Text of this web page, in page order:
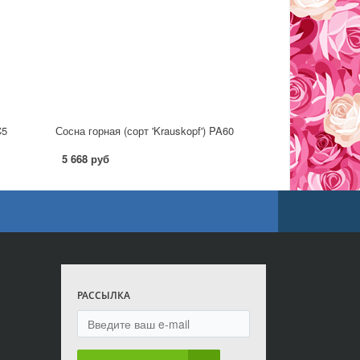
Сосна горная (сорт 'Krauskopf') PA60
5 668 руб
РАССЫЛКА